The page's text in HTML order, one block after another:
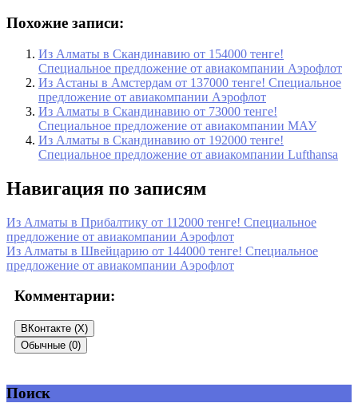
Похожие записи:
Из Алматы в Скандинавию от 154000 тенге!
Специальное предложение от авиакомпании Аэрофлот
Из Астаны в Амстердам от 137000 тенге! Специальное
предложение от авиакомпании Аэрофлот
Из Алматы в Скандинавию от 73000 тенге!
Специальное предложение от авиакомпании МАУ
Из Алматы в Скандинавию от 192000 тенге!
Специальное предложение от авиакомпании Lufthansa
Навигация по записям
Из Алматы в Прибалтику от 112000 тенге! Специальное
предложение от авиакомпании Аэрофлот
Из Алматы в Швейцарию от 144000 тенге! Специальное
предложение от авиакомпании Аэрофлот
Комментарии:
ВКонтакте (X)
Обычные (0)
Добавить комментарий
Поиск